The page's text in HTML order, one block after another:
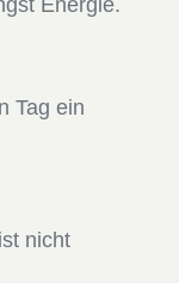
Tag ein
nicht